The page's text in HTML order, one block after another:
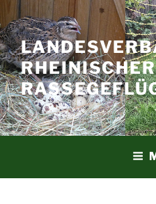
Zum
Inhalt
springen
RHEINISCHER